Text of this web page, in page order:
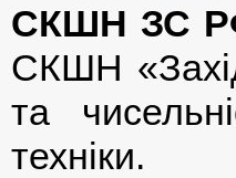
СКШН ЗС
СКШН
та
техніки.